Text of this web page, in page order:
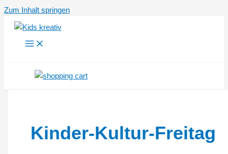
Zum Inhalt springen
Kinder-Kultur-Freitag